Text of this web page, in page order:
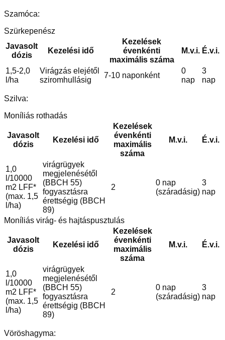
Szamóca:
Szürkepenész
Javasolt
dózis
Kezelési idő
Kezelések
évenkénti
maximális száma
M.v.i. É.v.i.
1,5-2,0
l/ha
Virágzás elejétől
sziromhullásig
7-10 naponként
0
nap
3
nap
Szilva:
Moníliás rothadás
Javasolt
dózis
Kezelési idő
Kezelések
évenkénti
maximális
száma
M.v.i. É.v.i.
1,0
l/10000
m2 LFF*
(max. 1,5
l/ha)
virágrügyek
megjelenésétől
(BBCH 55)
fogyasztásra
érettségig (BBCH
89)
2
0 nap
(száradásig)
3
nap
Moníliás virág- és hajtáspusztulás
Javasolt
dózis
Kezelési idő
Kezelések
évenkénti
maximális
száma
M.v.i. É.v.i.
1,0
l/10000
m2 LFF*
(max. 1,5
l/ha)
virágrügyek
megjelenésétől
(BBCH 55)
fogyasztásra
érettségig (BBCH
89)
2
0 nap
(száradásig)
3
nap
Vöröshagyma: